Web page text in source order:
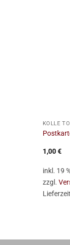
KÖLLE
1,00€
inkl. 19
zzgl.